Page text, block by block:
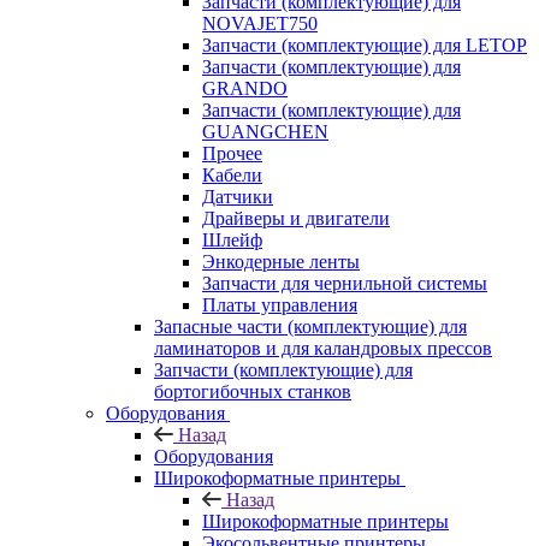
NOVAJET750
Запчасти (комплектующие) для LETOP
Запчасти (комплектующие) для
GRANDO
Запчасти (комплектующие) для
GUANGCHEN
Прочее
Кабели
Датчики
Драйверы и двигатели
Шлейф
Энкодерные ленты
Запчасти для чернильной системы
Платы управления
Запасные части (комплектующие) для
ламинаторов и для каландровых прессов
Запчасти (комплектующие) для
бортогибочных станков
Оборудования
Назад
Оборудования
Широкоформатные принтеры
Назад
Широкоформатные принтеры